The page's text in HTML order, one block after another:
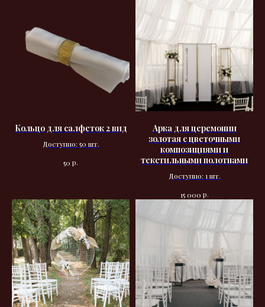
Кольцо для салфеток 2 вид
Доступно: 50 шт.
50 р.
Арка для церемонии
золотая с цветочными
композициями и
текстильными полотнами
Доступно: 1 шт.
15 000 р.